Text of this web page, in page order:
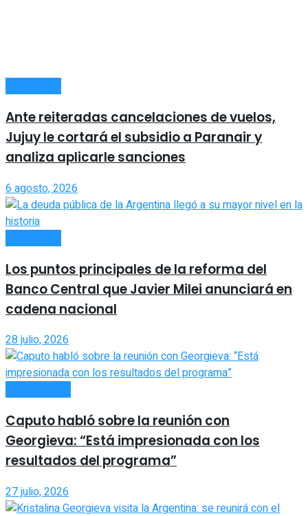
Ante reiteradas cancelaciones de vuelos,
Jujuy le cortará el subsidio a Paranair y
analiza aplicarle sanciones
6 agosto, 2026
Los puntos principales de la reforma del
Banco Central que Javier Milei anunciará en
cadena nacional
28 julio, 2026
Caputo habló sobre la reunión con
Georgieva: “Está impresionada con los
resultados del programa”
27 julio, 2026